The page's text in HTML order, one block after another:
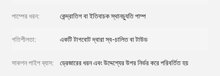
পাম্পের ধরন: কেন্দ্রাতিগ বা ইতিবাচক স্থানচ্যুতি পাম্প
গতিশীলতা: একটি টাগবোট দ্বারা স্ব-চালিত বা টাউড
সাকশন পাইপ ব্যাস: ড্রেজারের ধরন এবং উদ্দেশ্যের উপর নির্ভর করে পরিবর্তিত হয়